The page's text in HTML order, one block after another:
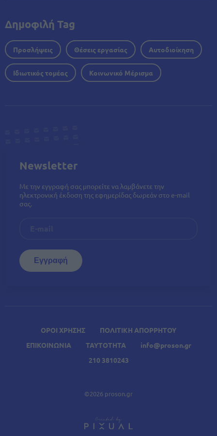
A Σχετικά Άρθρα
ΟΡΟΙ ΧΡΗΣΗΣ
ΠΟΛΙΤΙΚΗ ΑΠΟΡΡΗΤΟΥ
ΕΠΙΚΟΙΝΩΝΙΑ
ΤΑΥΤΟΤΗΤΑ
info@proson.gr
210 3810243
©2026 proson.gr
Δημοφιλή Tag
Προσλήψεις Θέσεις εργασίας Αυτοδιοίκηση
Ιδιωτικός τομέας Κοινωνικό Μέρισμα
Newsletter
Με την εγγραφή σας μπορείτε να λαμβάνετε την
ηλεκτρονική έκδοση της εφημερίδας δωρεάν στο e-mail
σας.